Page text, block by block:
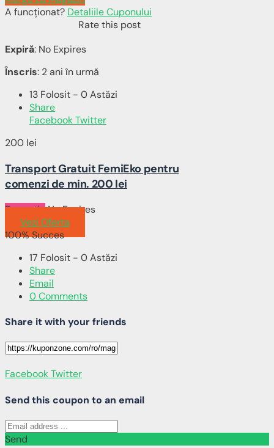
A funcționat? Detaliile Cuponului
Rate this post
Expiră: No Expires
Înscris: 2 ani în urmă
13 Folosit - 0 Astăzi
Share
FacebookTwitter
200 lei
Transport Gratuit FemiEko pentru
comenzi de min. 200 lei
PromotieNo Expires
Vezi Oferta
100% Succes
17 Folosit - 0 Astăzi
Share
Email
0 Comments
Share it with your friends
FacebookTwitter
Send this coupon to an email
Send